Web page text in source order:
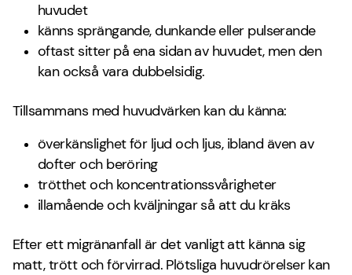
huvudet
känns sprängande, dunkande eller pulserande
oftast sitter på ena sidan av huvudet, men den
kan också vara dubbelsidig.
Tillsammans med huvudvärken kan du känna:
överkänslighet för ljud och ljus, ibland även av
dofter och beröring
trötthet och koncentrationssvårigheter
illamående och kväljningar så att du kräks
Efter ett migränanfall är det vanligt att känna sig
matt, trött och förvirrad. Plötsliga huvudrörelser kan